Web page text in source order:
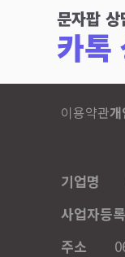
문자팝
카톡
이용약관
기업명
사업자등
주소